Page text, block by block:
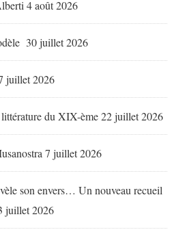
4 août 2026
30 juillet 2026
juillet 2026
du XIX-ème22 juillet 2026
7 juillet 2026
son envers… Un nouveau recueil
juillet 2026